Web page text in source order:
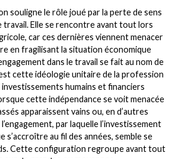
souligne le rôle joué par la perte de sens
travail. Elle se rencontre avant tout lors
car ces dernières viennent menacer
en fragilisant la situation économique
dans le travail se fait au nom de
cette idéologie unitaire de la profession
humains et financiers
cette indépendance se voit menacée
apparaissent vains ou, en d’autres
par laquelle l’investissement
s’accroître au fil des années, semble se
Cette configuration regroupe avant tout